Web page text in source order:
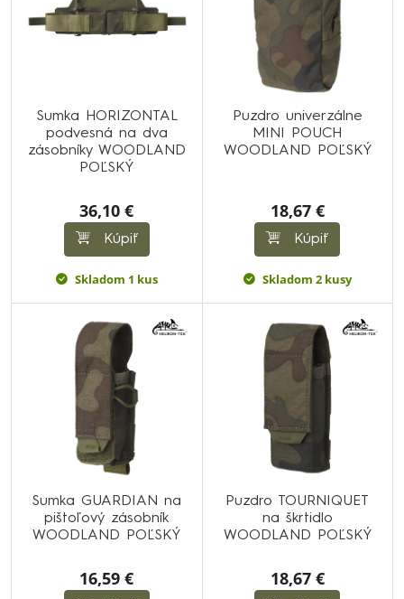
Sumka HORIZONTAL
podvesná na dva
zásobníky WOODLAND
POĽSKÝ
36,10 €
Kúpiť
Skladom 1 kus
Puzdro univerzálne
MINI POUCH
WOODLAND POĽSKÝ
18,67 €
Kúpiť
Skladom 2 kusy
Sumka GUARDIAN na
pištoľový zásobník
WOODLAND POĽSKÝ
16,59 €
Puzdro TOURNIQUET
na škrtidlo
WOODLAND POĽSKÝ
18,67 €